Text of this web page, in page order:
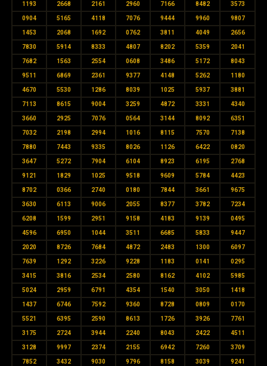
1193 2668 2161 2960 7166 8482 3573
0904 5165 4118 7076 9444 9960 9807
1453 2068 1692 0762 3811 4049 2656
7830 5914 8333 4807 8202 5359 2041
7682 1563 2554 0608 3486 5172 8043
9511 6869 2361 9377 4148 5262 1180
4670 5530 1286 8039 1025 5937 3881
7113 8615 9004 3259 4872 3331 4340
3660 2925 7076 0564 3144 8092 6351
7032 2198 2994 1016 8115 7570 7138
7880 7443 9335 8026 1126 6422 0820
3647 5272 7904 6104 8923 6195 2768
9121 1829 1025 9518 9609 5784 4423
8702 0366 2740 0180 7844 3661 9675
3630 6113 9006 2055 8377 3782 7234
6208 1599 2951 9158 4183 9139 0495
4596 6950 1044 3511 6685 5833 9447
2020 8726 7684 4872 2483 1300 6097
7639 1292 3226 9228 1183 0141 0295
3415 3816 2534 2580 8162 4102 5985
5024 2959 6791 4354 1540 3050 1418
1437 6746 7592 9360 8728 0809 0170
5521 6395 2590 8613 1726 3926 7761
3175 2724 3944 2240 8043 2422 4511
3128 9997 2374 2155 6942 7260 3709
7852 3432 9030 9796 8158 3039 9241